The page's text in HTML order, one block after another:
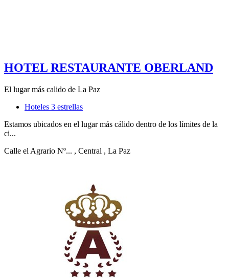
HOTEL RESTAURANTE OBERLAND
El lugar más calido de La Paz
Hoteles 3 estrellas
Estamos ubicados en el lugar más cálido dentro de los límites de la
ci...
Calle el Agrario Nº... , Central , La Paz